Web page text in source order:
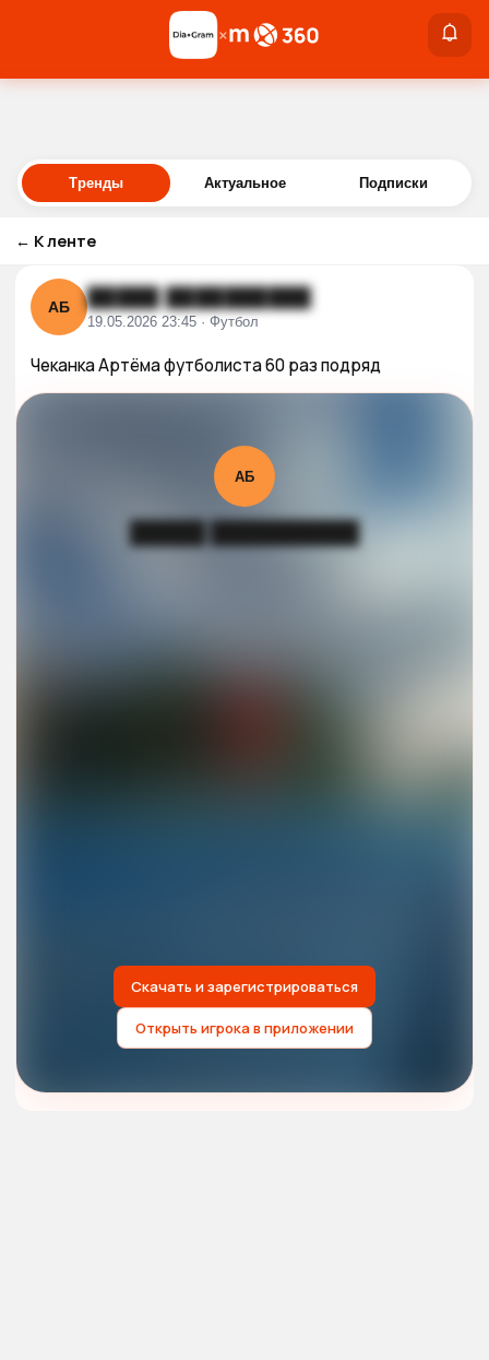
Войти
×
Тренды Актуальное Подписки
← К ленте
АБ █████ ██████████
19.05.2026 23:45 · Футбол
Чеканка Артëма футболиста 60 раз подряд
АБ
█████ ██████████
Скачать и зарегистрироваться
Открыть игрока в приложении